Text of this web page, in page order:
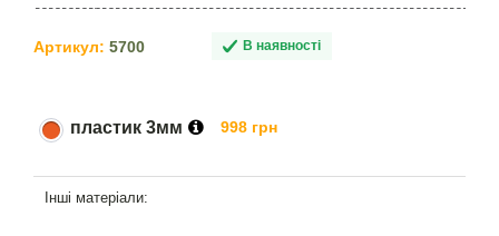
Артикул: 5700 В наявності
пластик 3мм 998 грн